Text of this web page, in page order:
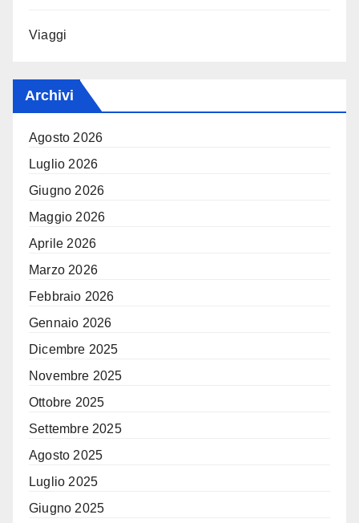
Viaggi
Archivi
Agosto 2026
Luglio 2026
Giugno 2026
Maggio 2026
Aprile 2026
Marzo 2026
Febbraio 2026
Gennaio 2026
Dicembre 2025
Novembre 2025
Ottobre 2025
Settembre 2025
Agosto 2025
Luglio 2025
Giugno 2025